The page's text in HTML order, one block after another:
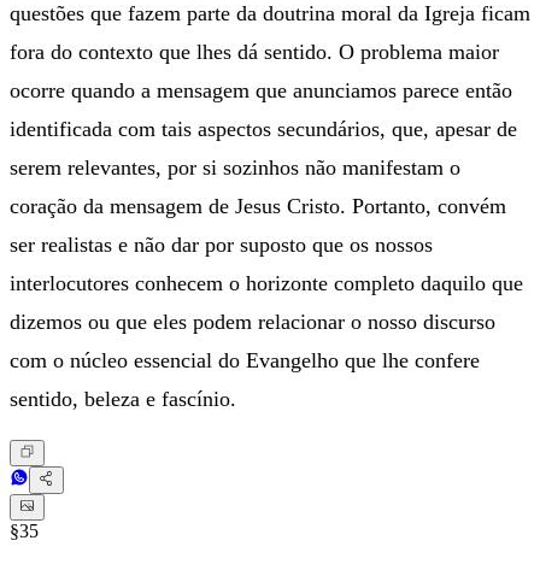
questões que fazem parte da doutrina moral da Igreja ficam
fora do contexto que lhes dá sentido. O problema maior
ocorre quando a mensagem que anunciamos parece então
identificada com tais aspectos secundários, que, apesar de
serem relevantes, por si sozinhos não manifestam o
coração da mensagem de Jesus Cristo. Portanto, convém
ser realistas e não dar por suposto que os nossos
interlocutores conhecem o horizonte completo daquilo que
dizemos ou que eles podem relacionar o nosso discurso
com o núcleo essencial do Evangelho que lhe confere
sentido, beleza e fascínio.
§35